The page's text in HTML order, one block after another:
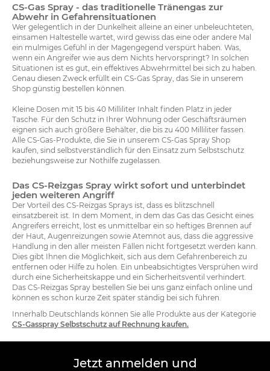
CS-Gas Spray - das traditionelle Tränengas zur
Abwehr in Gefahrensituationen
Wer gelegentlich in der Dunkelheit alleine an einer unbeleuchteten,
einsamen Haltestelle wartet, wird gewiss das eine oder andere Mal
ein mulmiges Gefühl in der Magengegend verspürt haben. Was,
wenn ein Angreifer wie aus dem Nichts hervorspringt? In solchen
Situationen ist es gut, ein effektives Abwehrmittel bei sich zu haben.
Genau diesen Zweck erfüllt ein CS-Gas Spray, das Sie in unserem
Shop günstig bestellen können.
Kleine Dosen mit 15 bis 40 Milliliter Inhalt finden Platz in jeder
Tasche. Für den Schutz in Ihrer Wohnung oder Geschäftsräumen
eignen sich auch größere Behälter, die bis zu 400 Milliliter fassen.
Alle CS-Gas-Produkte, die Sie in unserem CS-Gas Spray Shop
kaufen, sind selbstverständlich für den Einsatz zum Selbstschutz
beziehungsweise zur Nothilfe zugelassen.
Das CS-Reizgas Spray wirkt sofort und unterbindet
jeden weiteren Angriff
Der Vorteil des CS-Reizgas Sprays ist, dass es blitzschnell
einsatzbereit ist. In dem Moment, in dem das Gas das Gesicht eines
Angreifers erreicht, löst es unmittelbar ein so heftiges Brennen auf
der Haut, Augenreizungen sowie Atemnot aus, dass die aggressive
Handlung in den aller meisten Fällen nicht fortgesetzt werden kann.
Dies gibt Ihnen die Möglichkeit, sich aus dem Gefahrenbereich zu
entfernen oder Hilfe zu holen. Ein unbeabsichtigtes Versprühen wird
durch eine Sicherheitskappe und ein Sicherheitsventil verhindert.
Das CS-Reizgas Spray bestellen Sie bei uns ganz einfach online und
können es schon kurze Zeit später ständig bei sich führen.
Innerhalb Deutschlands können Sie alle Produkte aus der Kategorie
CS-Gasspray Selbstschutz auf Rechnung kaufen.
Jetzt anmelden und